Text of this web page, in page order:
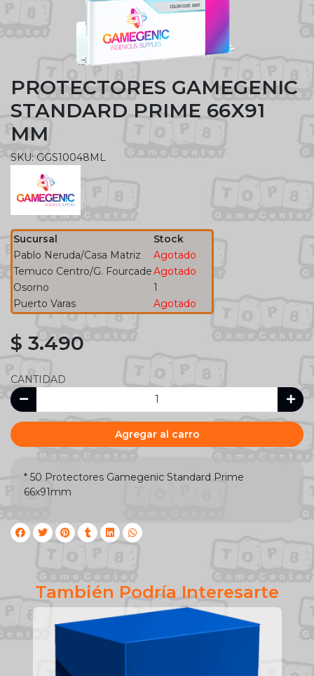
PROTECTORES GAMEGENIC
STANDARD PRIME 66X91
MM
SKU: GGS10048ML
Sucursal
Stock
Pablo Neruda/Casa Matriz
Agotado
Temuco Centro/G. FourcadeAgotado
Osorno
1
Puerto Varas
Agotado
$ 3.490
CANTIDAD
Agregar al carro
* 50 Protectores Gamegenic Standard Prime
66x91mm
También Podría Interesarte